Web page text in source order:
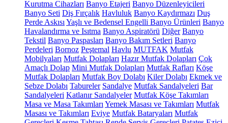
Kurutma Cihazları Banyo Etajeri Banyo Düzenleyicileri
Banyo Seti Diş Fırçalık Havluluk Banyo Kaydırmazı Duş
Perde Askısı Yaşlı ve Bedensel Engelli Banyo Ürünleri Banyo
Havalandırma ve Isıtma Banyo Aspiratörü Diğer Banyo
Tekstil Banyo Paspasları Banyo Bakım Setleri Banyo
Perdeleri Bornoz Peştemal Havlu MUTFAK Mutfak
Mobilyaları Mutfak Dolapları Hazır Mutfak Dolapları Çok
Amaçlı Dolap Mini Mutfak Dolapları Mutfak Rafları Köşe
Mutfak Dolapları Mutfak Boy Dolabı Kiler Dolabı Ekmek ve
Sebze Dolabı Tabureler Sandalye Mutfak Sandalyeleri Bar
Sandalyeleri Katlanır Sandalyeler Mutfak Köşe Takımları
Masa ve Masa Takımları Yemek Masası ve Takımları Mutfak
Masası ve Takımları Eviye Mutfak Bataryaları Mutfak